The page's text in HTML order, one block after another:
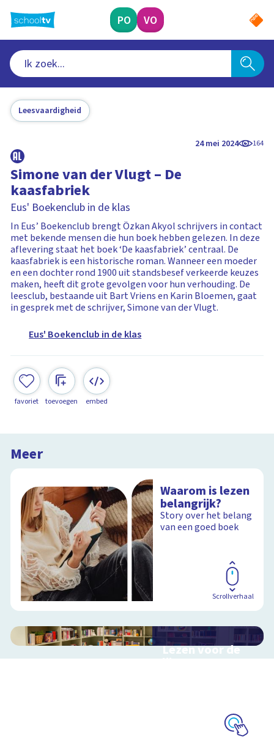
naar
hoofdinhoud
PO VO
Leesvaardigheid
24 mei 2024 164
Simone van der Vlugt – De
kaasfabriek
Eus' Boekenclub in de klas
In Eus’ Boekenclub brengt Özkan Akyol schrijvers in contact
met bekende mensen die hun boek hebben gelezen. In deze
aflevering staat het boek ‘De kaasfabriek’ centraal. De
kaasfabriek is een historische roman. Wanneer een moeder
en een dochter rond 1900 uit standsbesef verkeerde keuzes
maken, heeft dit grote gevolgen voor hun verhouding. De
leesclub, bestaande uit Bart Vriens en Karin Bloemen, gaat
in gesprek met de schrijver, Simone van der Vlugt.
Eus' Boekenclub in de klas
favoriet toevoegen embed
Meer
Waarom is lezen
belangrijk?
Story over het belang
van een goed boek
Scrollverhaal
Lezen voor de
lijst